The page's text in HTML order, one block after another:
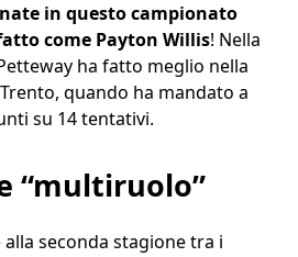
in questo campionato
come Payton Willis! Nella
ha fatto meglio nella
quando ha mandato a
su 14 tentativi.
“multiruolo”
alla seconda stagione tra i